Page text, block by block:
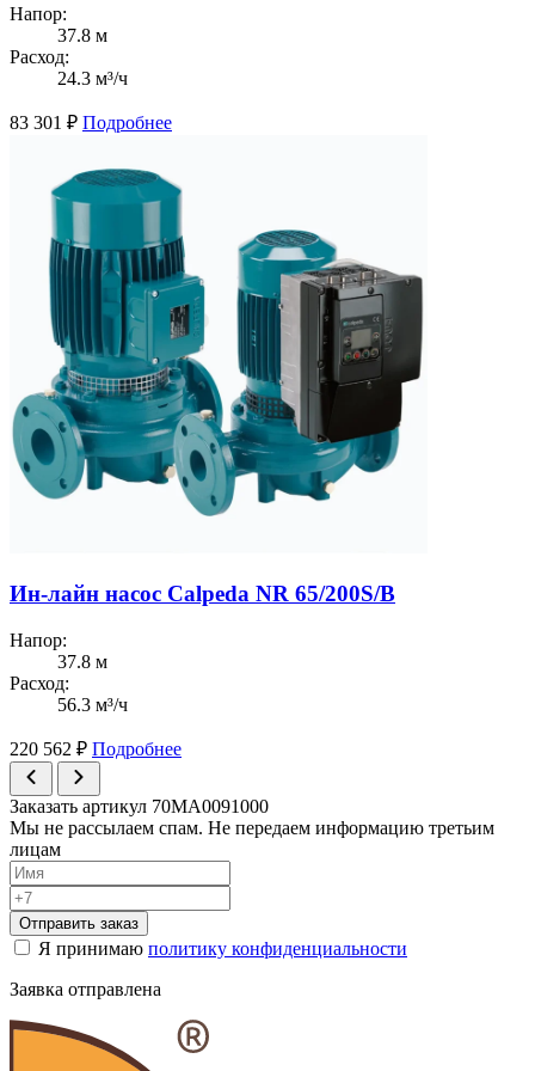
Напор:
37.8 м
Расход:
24.3 м³/ч
83 301 ₽ Подробнее
Ин-лайн насос Calpeda NR 65/200S/B
Напор:
37.8 м
Расход:
56.3 м³/ч
220 562 ₽ Подробнее
Заказать артикул 70MA0091000
Мы не рассылаем спам. Не передаем информацию третьим
лицам
Отправить заказ
Я принимаю политику конфиденциальности
Заявка отправлена